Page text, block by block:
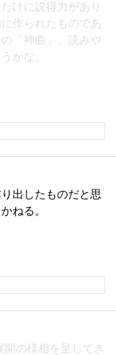
けに説得力があり
作られたものであ
「神曲」、読みや
かな。
出したものだと思
ねる。
の様相を呈してき